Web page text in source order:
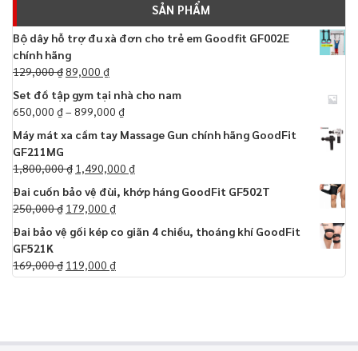
SẢN PHẨM
Bộ dây hỗ trợ đu xà đơn cho trẻ em Goodfit GF002E
chính hãng
129,000₫89,000 ₫
Set đồ tập gym tại nhà cho nam
650,000 ₫– 899,000 ₫
Máy mát xa cầm tay Massage Gun chính hãng GoodFit
GF211MG
1,800,000₫ 1,490,000 ₫
Đai cuốn bảo vệ đùi, khớp háng GoodFit GF502T
250,000₫ 179,000 ₫
Đai bảo vệ gối kép co giãn 4 chiều, thoáng khí GoodFit
GF521K
169,000₫ 119,000 ₫